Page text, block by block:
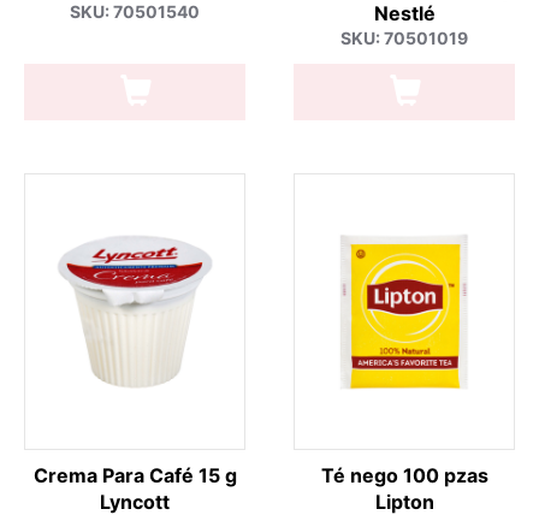
SKU: 70501540
Nestlé
SKU: 70501019
Crema Para Café 15 g
Lyncott
Té nego 100 pzas
Lipton